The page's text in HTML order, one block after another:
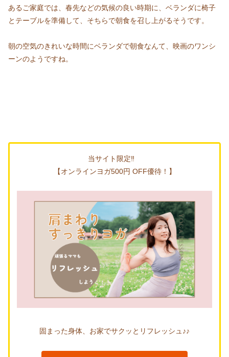
あるご家庭では、春先などの気候の良い時期に、ベランダに椅子
とテーブルを準備して、そちらで朝食を召し上がるそうです。
朝の空気のきれいな時間にベランダで朝食なんて、映画のワンシ
ーンのようですね。
当サイト限定‼
【オンラインヨガ500円 OFF優待！】
固まった身体、お家でサクッとリフレッシュ♪♪